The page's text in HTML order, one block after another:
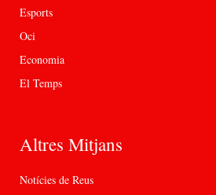
Esports
Oci
Economia
El Temps
Altres Mitjans
Notícies de Reus